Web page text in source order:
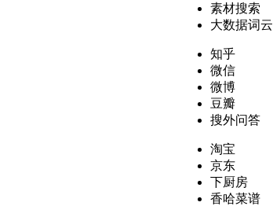
素材搜索
大数据词云
知乎
微信
微博
豆瓣
搜外问答
淘宝
京东
下厨房
香哈菜谱